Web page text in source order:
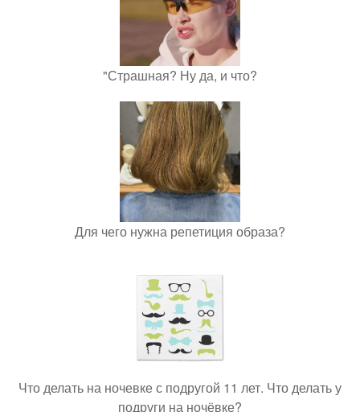
"Страшная? Ну да, и что?
Для чего нужна репетиция образа?
Что делать на ночевке с подругой 11 лет. Что делать у
подруги на ночёвке?